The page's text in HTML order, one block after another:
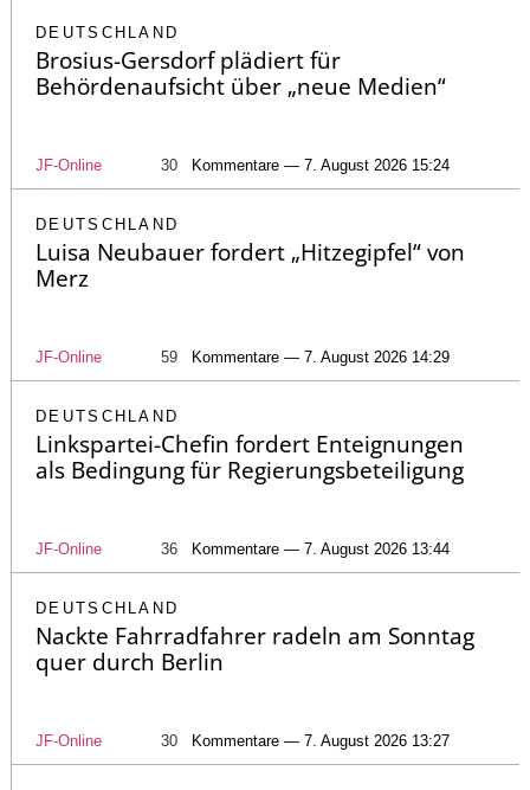
DEUTSCHLAND
Brosius-Gersdorf plädiert für
Behördenaufsicht über „neue Medien“
JF-Online 30 Kommentare — 7. August 2026 15:24
DEUTSCHLAND
Luisa Neubauer fordert „Hitzegipfel“ von
Merz
JF-Online 59 Kommentare — 7. August 2026 14:29
DEUTSCHLAND
Linkspartei-Chefin fordert Enteignungen
als Bedingung für Regierungsbeteiligung
JF-Online 36 Kommentare — 7. August 2026 13:44
DEUTSCHLAND
Nackte Fahrradfahrer radeln am Sonntag
quer durch Berlin
JF-Online 30 Kommentare — 7. August 2026 13:27